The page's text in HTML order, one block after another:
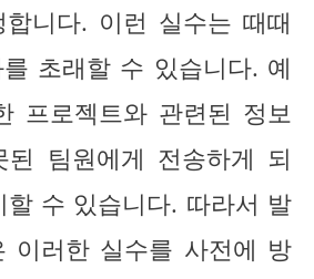
니다. 이런 실수는 때때
초래할 수 있습니다. 예
프로젝트와 관련된 정보
팀원에게 전송하게 되
할 수 있습니다. 따라서 발
이러한 실수를 사전에 방